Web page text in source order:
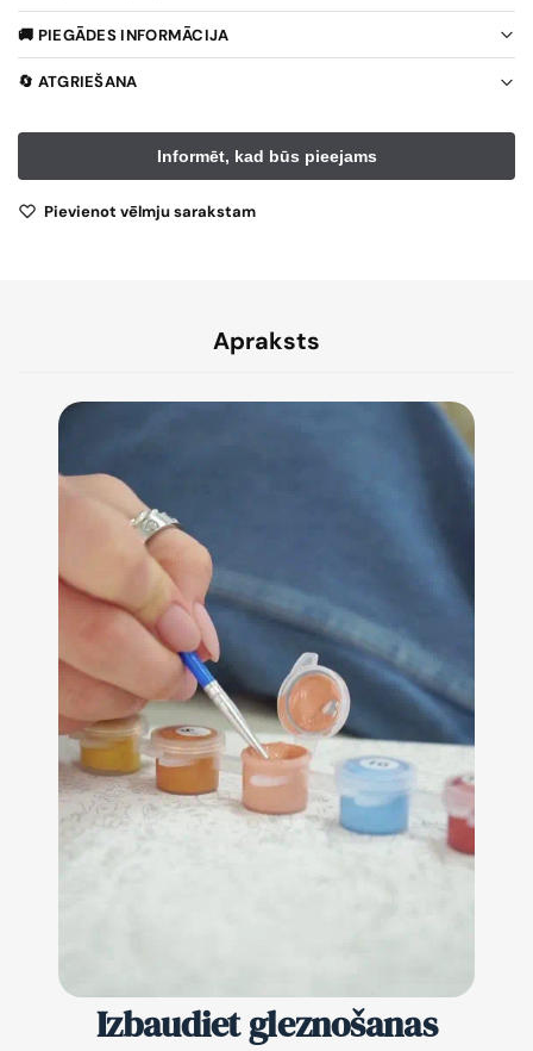
🚚 PIEGĀDES INFORMĀCIJA
🔄 ATGRIEŠANA
Pievienot vēlmju sarakstam
Apraksts
Izbaudiet gleznošanas